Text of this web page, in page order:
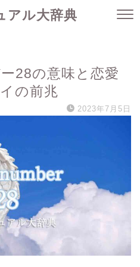
アル大辞典
28の意味と恋愛
の前兆
2023年7月5日